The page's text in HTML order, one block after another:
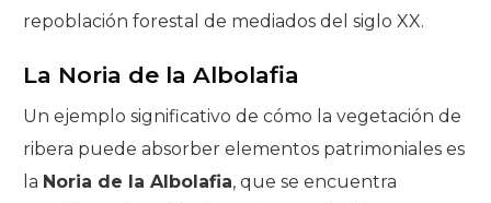
repoblación forestal de mediados del siglo XX.
La Noria de la Albolafia
Un ejemplo significativo de cómo la vegetación de
ribera puede absorber elementos patrimoniales es
la Noria de la Albolafia, que se encuentra